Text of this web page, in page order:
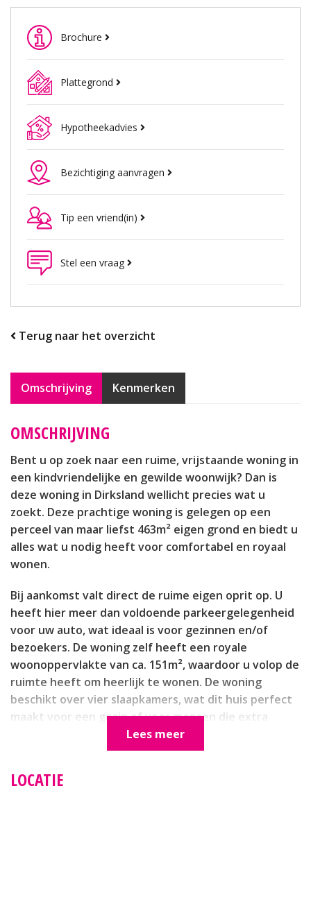
Brochure
Plattegrond
Hypotheekadvies
Bezichtiging aanvragen
Tip een vriend(in)
Stel een vraag
Terug naar het overzicht
Omschrijving Kenmerken
OMSCHRIJVING
Bent u op zoek naar een ruime, vrijstaande woning in
een kindvriendelijke en gewilde woonwijk? Dan is
deze woning in Dirksland wellicht precies wat u
zoekt. Deze prachtige woning is gelegen op een
perceel van maar liefst 463m² eigen grond en biedt u
alles wat u nodig heeft voor comfortabel en royaal
wonen.
Bij aankomst valt direct de ruime eigen oprit op. U
heeft hier meer dan voldoende parkeergelegenheid
voor uw auto, wat ideaal is voor gezinnen en/of
bezoekers. De woning zelf heeft een royale
woonoppervlakte van ca. 151m², waardoor u volop de
ruimte heeft om heerlijk te wonen. De woning
beschikt over vier slaapkamers, wat dit huis perfect
maakt voor een gezin of voor mensen die extra
ruimte willen voor een hobbykamer, thuiskantoor of
De indeling van de woning is praktisch en doordacht,
Lees meer
LOCATIE